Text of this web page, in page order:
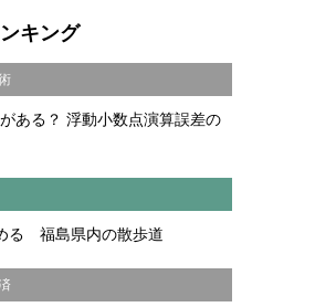
キング
ある？ 浮動小数点演算誤差の
る 福島県内の散歩道